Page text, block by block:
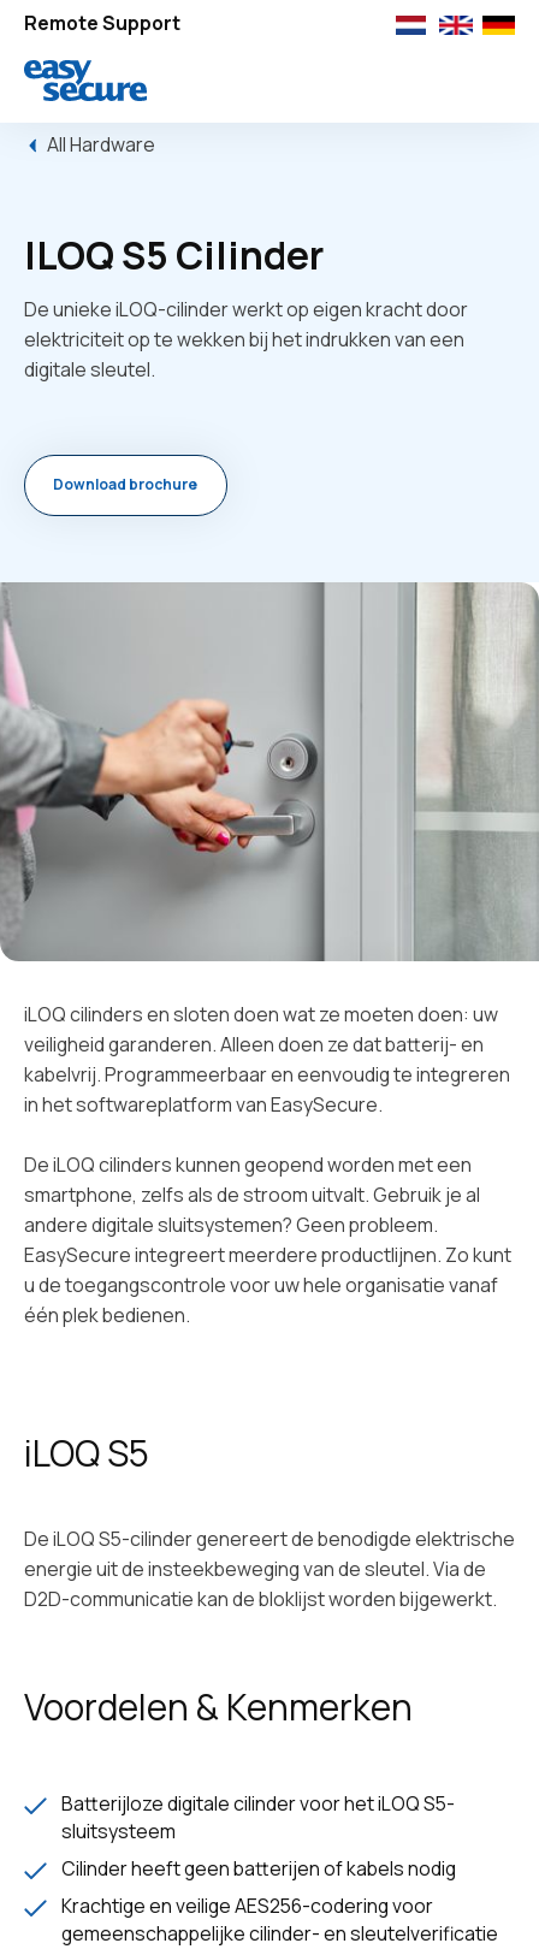
Remote Support
All Hardware
ILOQ S5 Cilinder
De unieke iLOQ-cilinder werkt op eigen kracht door
elektriciteit op te wekken bij het indrukken van een
digitale sleutel.
Download brochure
iLOQ cilinders en sloten doen wat ze moeten doen: uw
veiligheid garanderen. Alleen doen ze dat batterij- en
kabelvrij. Programmeerbaar en eenvoudig te integreren
in het softwareplatform van EasySecure.
De iLOQ cilinders kunnen geopend worden met een
smartphone, zelfs als de stroom uitvalt. Gebruik je al
andere digitale sluitsystemen? Geen probleem.
EasySecure integreert meerdere productlijnen. Zo kunt
u de toegangscontrole voor uw hele organisatie vanaf
één plek bedienen.
iLOQ S5
De iLOQ S5-cilinder genereert de benodigde elektrische
energie uit de insteekbeweging van de sleutel. Via de
D2D-communicatie kan de bloklijst worden bijgewerkt.
Voordelen & Kenmerken
Batterijloze digitale cilinder voor het iLOQ S5-
sluitsysteem
Cilinder heeft geen batterijen of kabels nodig
Krachtige en veilige AES256-codering voor
gemeenschappelijke cilinder- en sleutelverificatie